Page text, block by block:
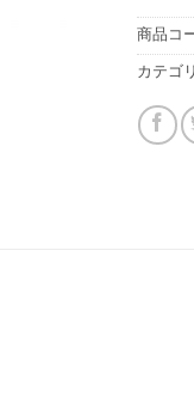
商品コ
カテゴ